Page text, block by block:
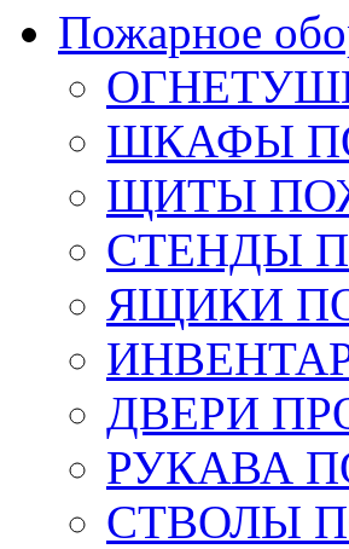
Пожарное
ШКАФЫ
ЩИТЫ
СТЕНДЫ
ЯЩИКИ
ДВЕРИ
РУКАВА
СТВОЛЫ